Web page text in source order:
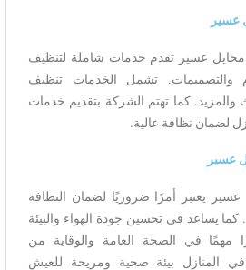
عسير
عسير تقدم خدمات شاملة لتنظيف
والتصميمات. تشمل الخدمات تنظيف
والمزيد. كما تهتم الشركة بتقديم خدمات
لضمان نظافة عالية.
عسير
يعتبر أمرًا ضروريًا لضمان النظافة
كما يساعد في تحسين جودة الهواء والبيئة
مهمًا في الصحة العامة والوقاية من
في المنازل بيئة صحية ومريحة للعيش